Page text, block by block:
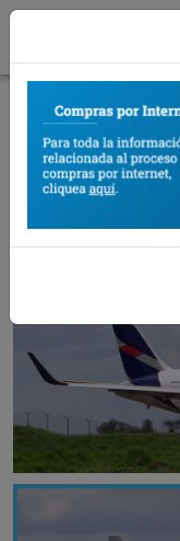
06/11/2018
LATAM
inauguran